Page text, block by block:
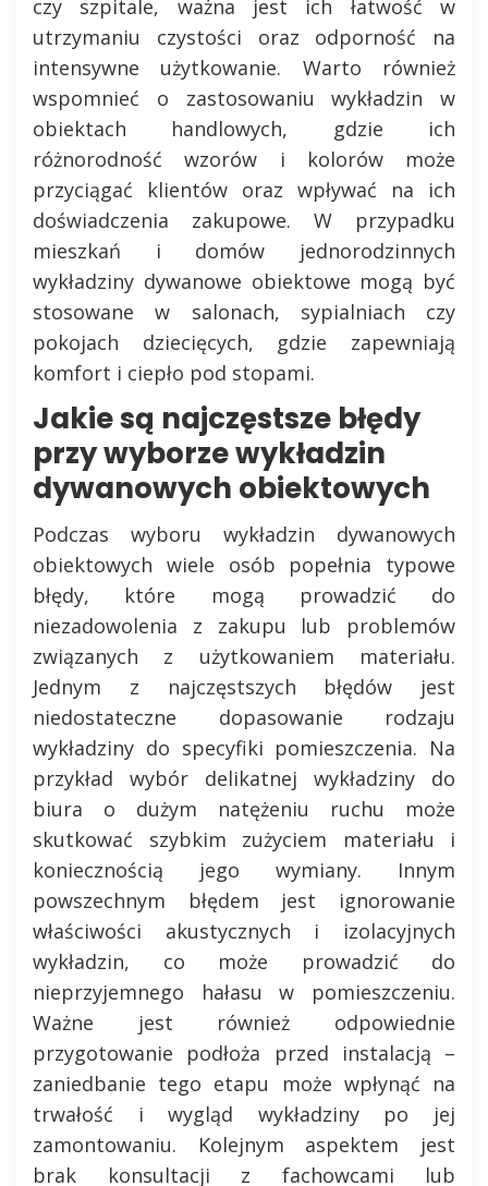
czy szpitale, ważna jest ich łatwość w
utrzymaniu czystości oraz odporność na
intensywne użytkowanie. Warto również
wspomnieć o zastosowaniu wykładzin w
obiektach handlowych, gdzie ich
różnorodność wzorów i kolorów może
przyciągać klientów oraz wpływać na ich
doświadczenia zakupowe. W przypadku
mieszkań i domów jednorodzinnych
wykładziny dywanowe obiektowe mogą być
stosowane w salonach, sypialniach czy
pokojach dziecięcych, gdzie zapewniają
komfort i ciepło pod stopami.
Jakie są najczęstsze błędy
przy wyborze wykładzin
dywanowych obiektowych
Podczas wyboru wykładzin dywanowych
obiektowych wiele osób popełnia typowe
błędy, które mogą prowadzić do
niezadowolenia z zakupu lub problemów
związanych z użytkowaniem materiału.
Jednym z najczęstszych błędów jest
niedostateczne dopasowanie rodzaju
wykładziny do specyfiki pomieszczenia. Na
przykład wybór delikatnej wykładziny do
biura o dużym natężeniu ruchu może
skutkować szybkim zużyciem materiału i
koniecznością jego wymiany. Innym
powszechnym błędem jest ignorowanie
właściwości akustycznych i izolacyjnych
wykładzin, co może prowadzić do
nieprzyjemnego hałasu w pomieszczeniu.
Ważne jest również odpowiednie
przygotowanie podłoża przed instalacją –
zaniedbanie tego etapu może wpłynąć na
trwałość i wygląd wykładziny po jej
zamontowaniu. Kolejnym aspektem jest
brak konsultacji z fachowcami lub